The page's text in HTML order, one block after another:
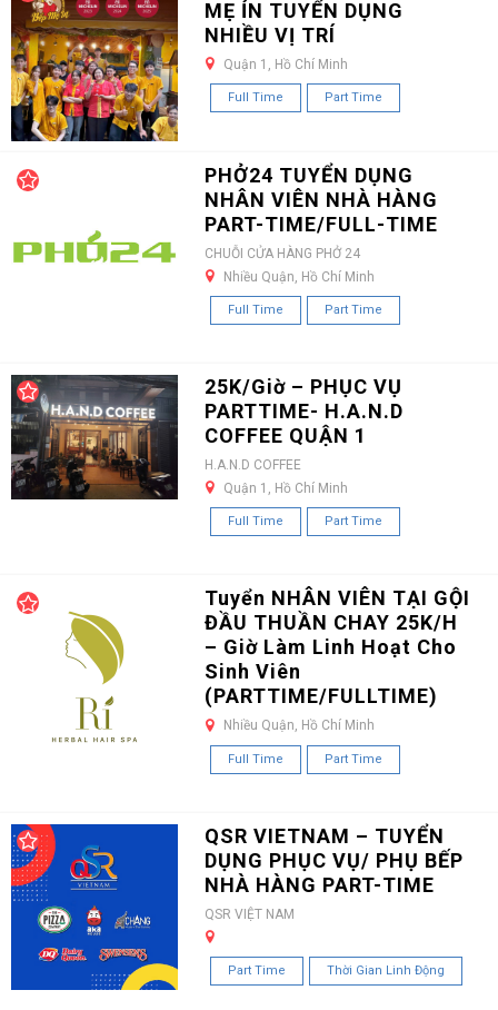
MẸ ỈN TUYỂN DỤNG
NHIỀU VỊ TRÍ
Quận 1, Hồ Chí Minh
Full Time Part Time
PHỞ24 TUYỂN DỤNG
NHÂN VIÊN NHÀ HÀNG
PART-TIME/FULL-TIME
CHUỖI CỬA HÀNG PHỞ 24
Nhiều Quận, Hồ Chí Minh
Full Time Part Time
25K/Giờ – PHỤC VỤ
PARTTIME- H.A.N.D
COFFEE QUẬN 1
H.A.N.D COFFEE
Quận 1, Hồ Chí Minh
Full Time Part Time
Tuyển NHÂN VIÊN TẠI GỘI
ĐẦU THUẦN CHAY 25K/H
– Giờ Làm Linh Hoạt Cho
Sinh Viên
(PARTTIME/FULLTIME)
Nhiều Quận, Hồ Chí Minh
Full Time Part Time
QSR VIETNAM – TUYỂN
DỤNG PHỤC VỤ/ PHỤ BẾP
NHÀ HÀNG PART-TIME
QSR VIỆT NAM
Part Time Thời Gian Linh Động